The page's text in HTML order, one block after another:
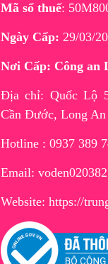
Mã số thuế:
Ngày Cấp: 29/03/
Nơi Cấp: Công an
Địa chỉ: Quốc Lộ
Cần Đước, Long An
Hotline : 0937 389
Email:
Website: https://